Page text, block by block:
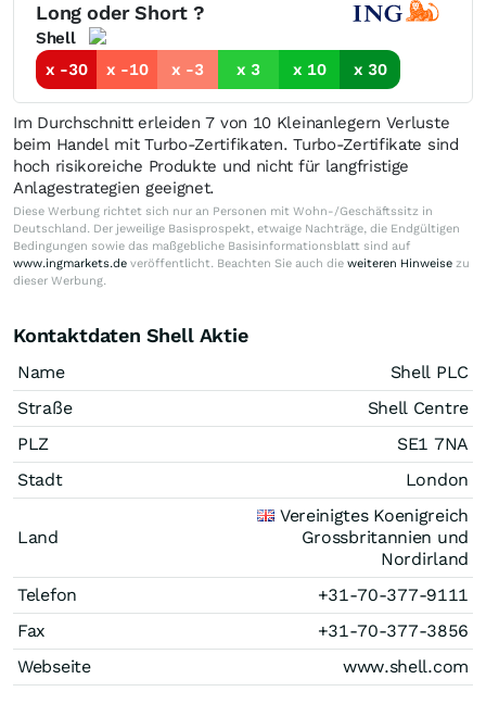
Long oder Short ?
Shell
x -30
x -10 x -3 x 3 x 10 x 30
Im Durchschnitt erleiden 7 von 10 Kleinanlegern Verluste
beim Handel mit Turbo-Zertifikaten. Turbo-Zertifikate sind
hoch risikoreiche Produkte und nicht für langfristige
Anlagestrategien geeignet.
Diese Werbung richtet sich nur an Personen mit Wohn-/Geschäftssitz in
Deutschland. Der jeweilige Basisprospekt, etwaige Nachträge, die Endgültigen
Bedingungen sowie das maßgebliche Basisinformationsblatt sind auf
www.ingmarkets.de veröffentlicht. Beachten Sie auch die weiteren Hinweise zu
dieser Werbung.
Kontaktdaten Shell Aktie
Name
Shell PLC
Straße
Shell Centre
PLZ
SE1 7NA
Stadt
London
Land
Vereinigtes Koenigreich
Grossbritannien und
Nordirland
Telefon
+31-70-377-9111
Fax
+31-70-377-3856
Webseite
www.shell.com